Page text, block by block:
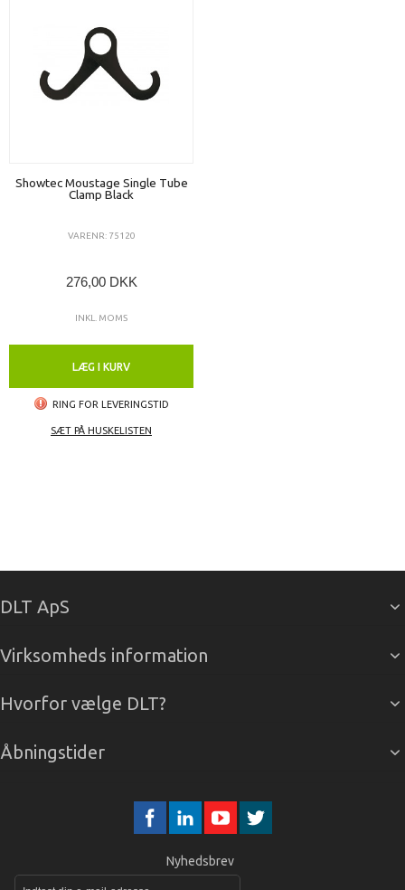
Showtec Moustage Single Tube
Clamp Black
VARENR: 75120
276,00 DKK
INKL. MOMS
LÆG I KURV
RING FOR LEVERINGSTID
SÆT PÅ HUSKELISTEN
DLT ApS
Virksomheds information
Hvorfor vælge DLT?
Åbningstider
Nyhedsbrev